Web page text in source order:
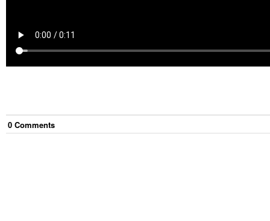
0 Comments